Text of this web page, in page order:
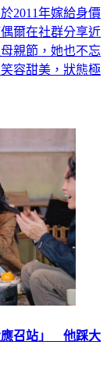
2011年嫁給身價
爾在社群分享近
親節，她也不忘
容甜美，狀態極
應召站」 他踩大